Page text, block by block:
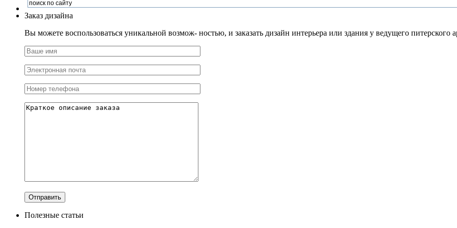
Заказ дизайна
Вы можете воспользоваться уникальной возмож- ностью, и заказать дизайн интерьера или здания у ведущего питерского
Полезные статьи